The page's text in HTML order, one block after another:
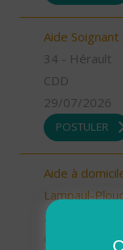
Aide Soignant
34 - Hérault
CDD
29/07/2026
POSTULER
Aide à
Lampaul-
29 - Finistère